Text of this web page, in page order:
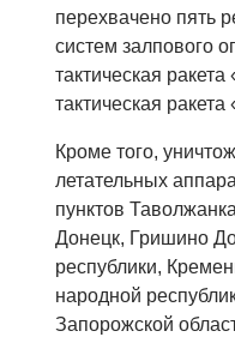
перехвачено пять
систем залпового
тактическая
тактическая ракета
Кроме того,
летательных
пунктов
Донецк, Гришино
республики,
народной
Запорожской